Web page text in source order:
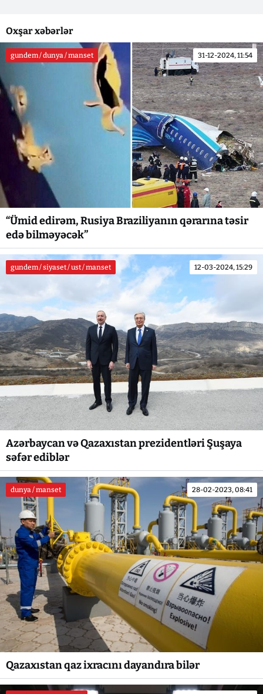
Oxşar xəbərlər
gundem / dunya / manset 31-12-2024, 11:54
“Ümid edirəm, Rusiya Braziliyanın qərarına təsir
edə bilməyəcək”
gundem / siyaset / ust / manset 12-03-2024, 15:29
Azərbaycan və Qazaxıstan prezidentləri Şuşaya
səfər ediblər
dunya / manset 28-02-2023, 08:41
Qazaxıstan qaz ixracını dayandıra bilər